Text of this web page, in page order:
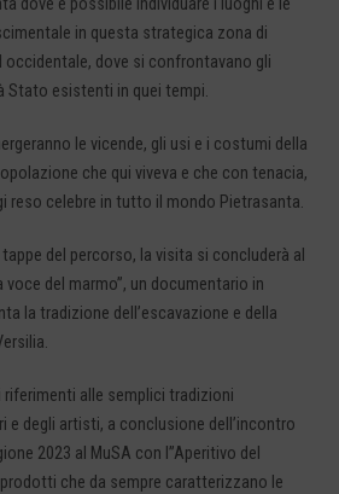
dove è possibile individuare i luoghi e le
in questa strategica zona di
occidentale, dove si confrontavano gli
Stato esistenti in quei tempi.
le vicende, gli usi e i costumi della
che qui viveva e che con tenacia,
reso celebre in tutto il mondo Pietrasanta.
del percorso, la visita si concluderà al
voce del marmo”, un documentario in
la tradizione dell’escavazione e della
riferimenti alle semplici tradizioni
e degli artisti, a conclusione dell’incontro
2023 al MuSA con l”Aperitivo del
che da sempre caratterizzano le